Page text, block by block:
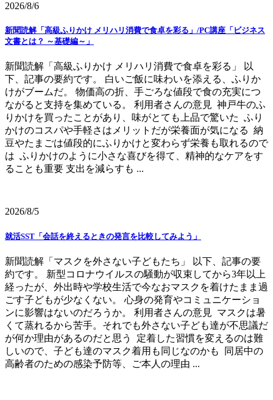
2026/8/6
新聞読解「高級ふりかけ メリハリ消費で食卓を彩る」/PC講座「ビジネス
文書とは？ ～基礎編～」
新聞読解「高級ふりかけ メリハリ消費で食卓を彩る」 以
下、記事の要約です。 白いご飯に味わいを添える、ふりか
けがブームだ。 物価高の折、手ごろな値段で食の充実につ
ながると支持を集めている。 利用者さんの意見 神戸牛のふ
りかけを買ったことがあり、味がとても上品で驚いた ふり
かけのコスパや手軽さはメリットだが栄養面が気になる 納
豆やたまごは値段的にふりかけと変わらず栄養も取れるので
は ふりかけのように小さな喜びを得て、精神的なケアをす
ることも重要 支出を減らすも ...
2026/8/5
就活SST「会話を終えるときの発言を比較してみよう」
新聞読解「マスクを外さない子どもたち」 以下、記事の要
約です。 新型コロナウイルスの騒動が収束してから3年以上
経ったが、外出時や学校生活で今なおマスクを着けたまま過
ごす子どもが少なくない。 心身の発育やコミュニケーショ
ンに影響はないのだろうか。 利用者さんの意見 マスクは暑
くて蒸れるから苦手。それでも外さない子ども達が不思議だ
が何か理由があるのだと思う 定着した習慣を変えるのは難
しいので、子ども達のマスク着用も同じなのかも 同居中の
高齢者のための感染予防等、ご本人の理由 ...